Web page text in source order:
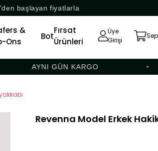
başlayan fiyatlarla
&
Ons
Bot
Fırsat
Ürünleri
Üye
Girişi
AYNI GÜN KARGO
Revenna Model Erkek